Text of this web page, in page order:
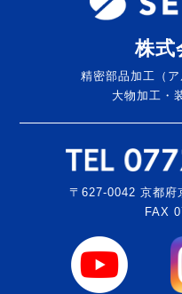
株式
精密部品加工（ア
大物加工・
〒627-0042 京都府
FAX